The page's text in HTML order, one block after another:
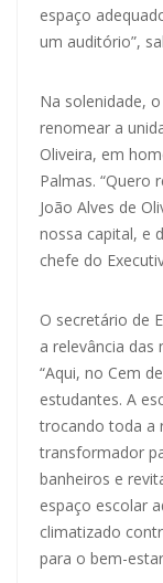
espaço
um auditório”,
Na solenidade,
renomear a
Oliveira, em
Palmas. “Quero
João Alves de
nossa capital, e
chefe do
O secretário de
a relevância das
“Aqui, no Cem
estudantes. A
trocando toda a
transformador
banheiros e
espaço escolar
climatizado
para o bem-